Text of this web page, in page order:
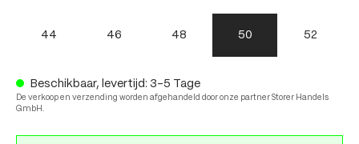
44 46 48 50 52
Beschikbaar, levertijd: 3-5 Tage
De verkoop en verzending worden afgehandeld door onze partner Storer Handels
GmbH.